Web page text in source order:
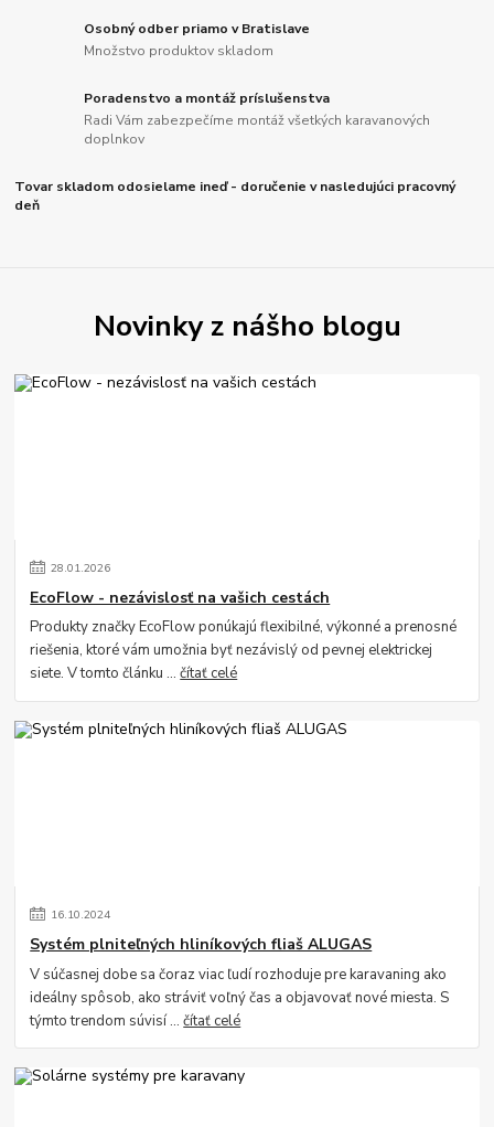
Osobný odber priamo v Bratislave
Množstvo produktov skladom
Poradenstvo a montáž príslušenstva
Radi Vám zabezpečíme montáž všetkých karavanových
doplnkov
Tovar skladom odosielame ineď - doručenie v nasledujúci pracovný
deň
Novinky z nášho blogu
28.01.2026
EcoFlow - nezávislosť na vašich cestách
Produkty značky EcoFlow ponúkajú flexibilné, výkonné a prenosné
riešenia, ktoré vám umožnia byť nezávislý od pevnej elektrickej
siete. V tomto článku ...čítať celé
16.10.2024
Systém plniteľných hliníkových fliaš ALUGAS
V súčasnej dobe sa čoraz viac ľudí rozhoduje pre karavaning ako
ideálny spôsob, ako stráviť voľný čas a objavovať nové miesta. S
týmto trendom súvisí ...čítať celé